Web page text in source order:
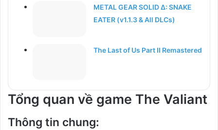
METAL GEAR SOLID Δ: SNAKE
EATER (v1.1.3 & All DLCs)
The Last of Us Part II Remastered
Tổng quan về game The Valiant
Thông tin chung: